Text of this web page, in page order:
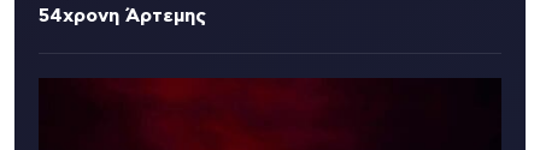
54χρονη Άρτεμης